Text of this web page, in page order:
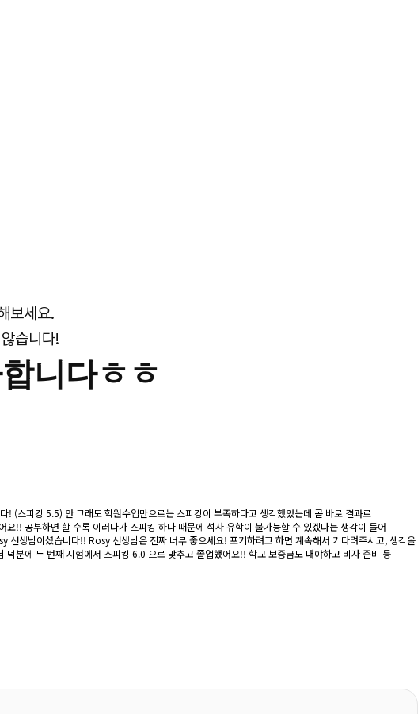
보세요.
습니다!
니다ㅎㅎ
(스피킹 5.5) 안 그래도 학원수업만으로는 스피킹이 부족하다고 생각했었는데 곧 바로 결과로
!! 공부하면 할 수록 이러다가 스피킹 하나 때문에 석사 유학이 불가능할 수 있겠다는 생각이 들어
생님이셨습니다!! Rosy 선생님은 진짜 너무 좋으세요! 포기하려고 하면 계속해서 기다려주시고, 생각을
분에 두 번째 시험에서 스피킹 6.0 으로 맞추고 졸업했어요!! 학교 보증금도 내야하고 비자 준비 등